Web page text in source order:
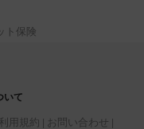
ト保険
いて
利用規約
お問い合わせ